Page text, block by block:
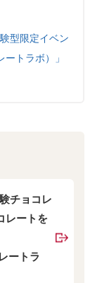
型限定イベン
トラボ）」
チョコレ
レートを
ートラ